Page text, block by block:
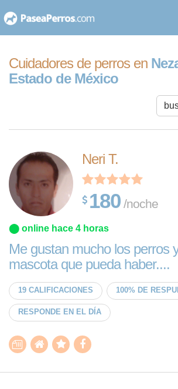
al
Cuidadores de perros en
Estado de México
Neri T.
180 /noche
⬤ online hace 4 horas
Me gustan mucho los perros
mascota que pueda haber....
19 CALIFICACIONES 100% DE
RESPONDE EN EL DÍA